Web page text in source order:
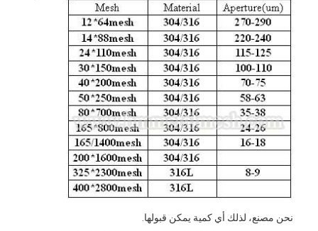
حول بنا
جولة في المعمل
ضبط الجودة
اتصل بنا
أخبار
الدردشة الآن
نحن مصنع، لذلك أي كمية يمكن قبولها.